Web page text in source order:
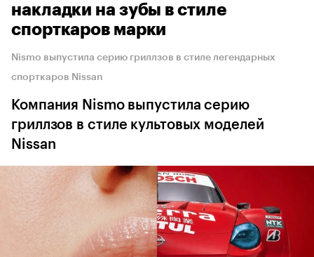
накладки на зубы в стиле
спорткаров марки
Nismo выпустила серию гриллзов в стиле легендарных
спорткаров Nissan
Компания Nismo выпустила серию
гриллзов в стиле культовых моделей
Nissan